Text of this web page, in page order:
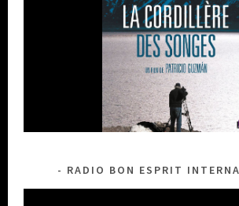
RADIO BON ESPRIT